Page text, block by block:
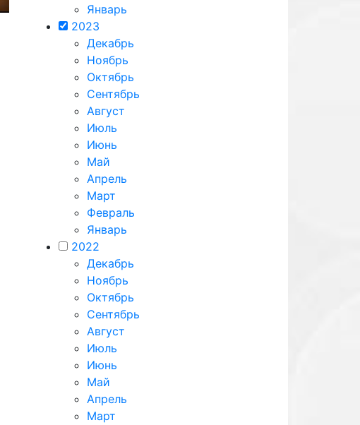
Январь
2023
Декабрь
Ноябрь
Октябрь
Сентябрь
Август
Июль
Июнь
Май
Апрель
Март
Февраль
Январь
2022
Декабрь
Ноябрь
Октябрь
Сентябрь
Август
Июль
Июнь
Май
Апрель
Март